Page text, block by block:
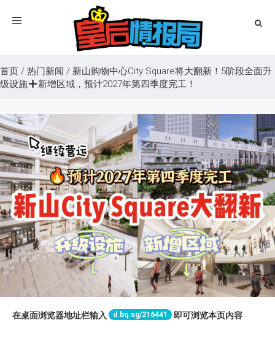
Toggle
首页 / 热门新闻 / 新山购物中心City Square将大翻新！5阶段全面升
级设施
新增区域，预计2027年第四季度完工！
在桌面浏览器地址栏输入 d.bq.sg/216441 即可浏览本页内容